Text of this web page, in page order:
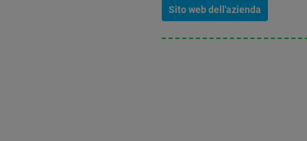
Sito web dell'azienda